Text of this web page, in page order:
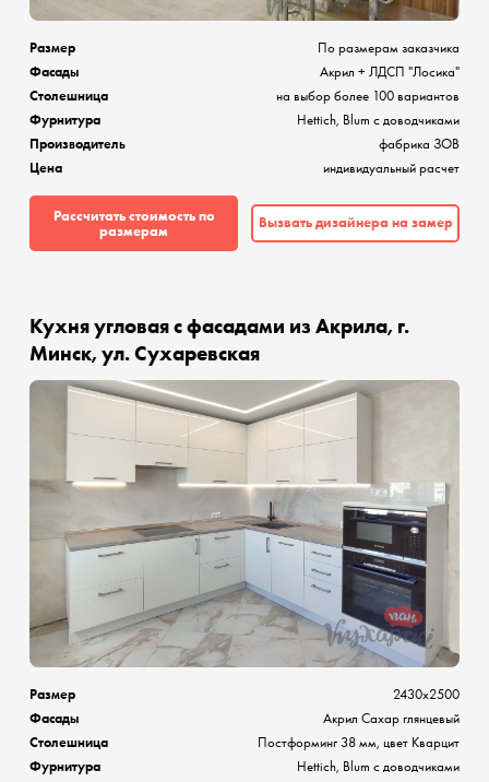
Размер
По размерам заказчика
Фасады
Акрил + ЛДСП "Лосика"
Столешница
на выбор более 100 вариантов
Фурнитура
Hettich, Blum с доводчиками
Производитель
фабрика ЗОВ
Цена
индивидуальный расчет
Рассчитать стоимость по
размерам
Вызвать дизайнера на замер
Кухня угловая с фасадами из Акрила, г.
Минск, ул. Сухаревская
Размер
2430х2500
Фасады
Акрил Сахар глянцевый
Столешница
Постформинг 38 мм, цвет Кварцит
Фурнитура
Hettich, Blum с доводчиками